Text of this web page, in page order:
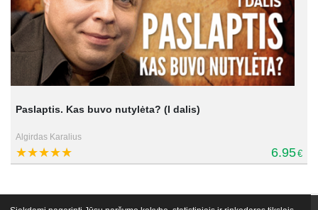
Paslaptis. Kas buvo nutylėta? (I dalis)
Algirdas Karalius
6.95€